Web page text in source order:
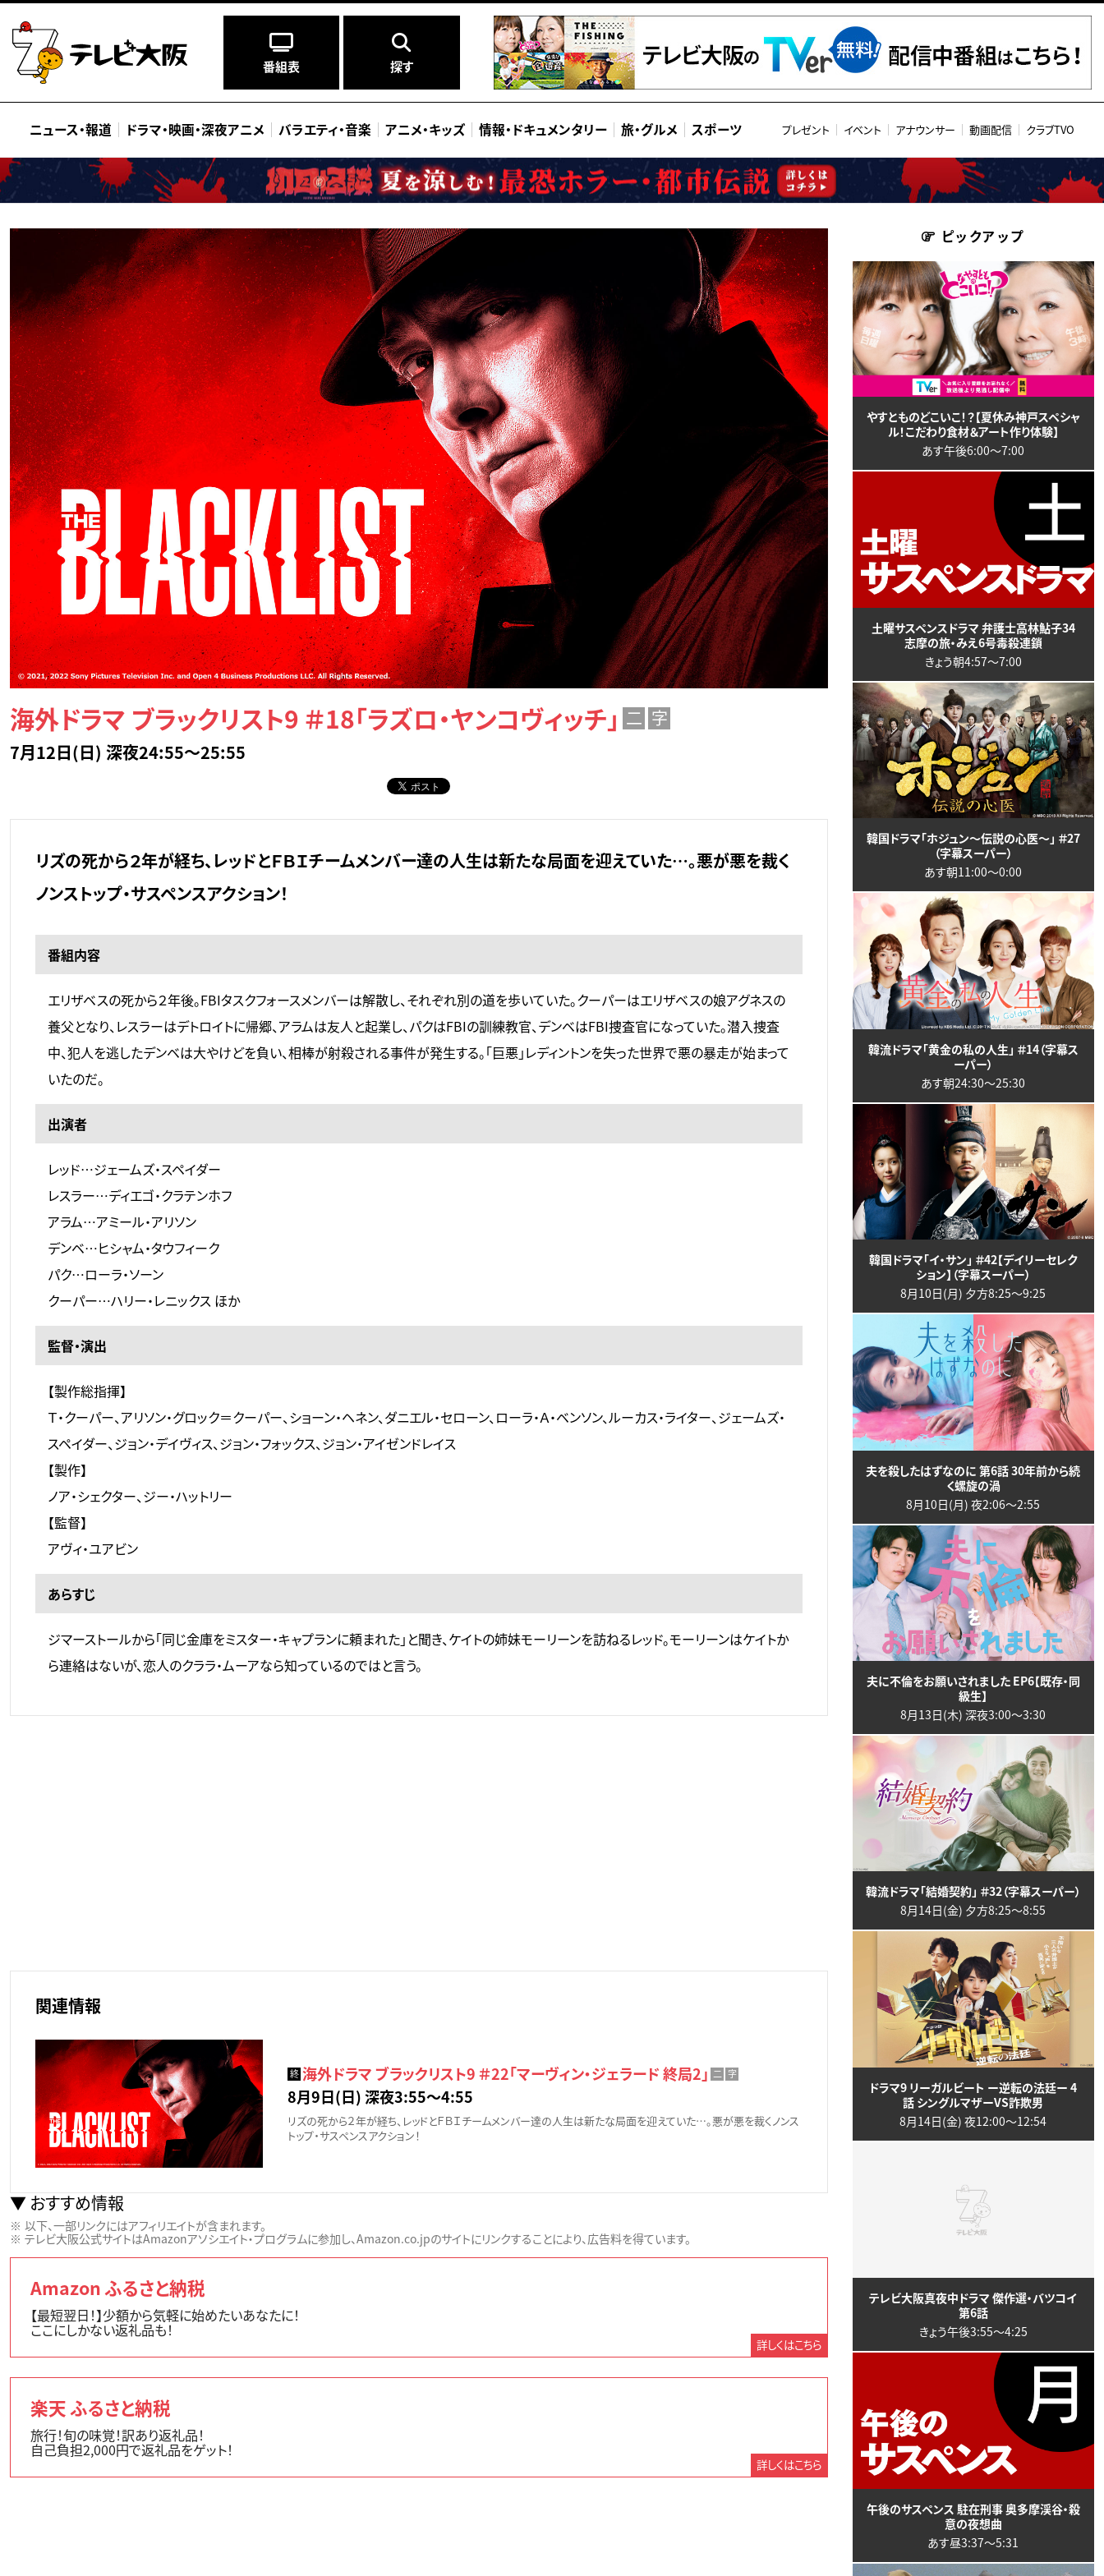
番組表 探す
ニュース・報道 ドラマ・映画・深夜アニメ バラエティ・音楽 アニメ・キッズ 情報・ ドキュメンタリー 旅・グルメ スポーツ プレゼント イベント アナウンサー 動画配信 クラブTVO
海外ドラマ ブラックリスト9 ＃18「ラズロ・ヤンコヴィッチ」 二 字
7月12日(日) 深夜24:55～25:55
リズの死から２年が経ち、レッドとＦＢＩチームメンバー達の人生は新たな局面を迎えていた…。悪が悪を裁く
ノンストップ・サスペンスアクション！
番組内容
エリザベスの死から２年後。FBIタスクフォースメンバーは解散し、それぞれ別の道を歩いていた。クーパーはエリザベスの娘アグネスの
養父となり、レスラーはデトロイトに帰郷、アラムは友人と起業し、パクはFBIの訓練教官、デンベはFBI捜査官になっていた。潜入捜査
中、犯人を逃したデンベは大やけどを負い、相棒が射殺される事件が発生する。「巨悪」レディントンを失った世界で悪の暴走が始まって
いたのだ。
出演者
レッド…ジェームズ・スペイダー
レスラー…ディエゴ・クラテンホフ
アラム…アミール・アリソン
デンベ…ヒシャム・タウフィーク
パク…ローラ・ソーン
クーパー…ハリー・レニックス ほか
監督・演出
【製作総指揮】
Ｔ・クーパー、アリソン・グロック＝クーパー、ショーン・ヘネン、ダニエル・セローン、ローラ・Ａ・ベンソン、ルーカス・ライター、ジェームズ・
スペイダー、ジョン・デイヴィス、ジョン・フォックス、ジョン・アイゼンドレイス
【製作】
ノア・シェクター、ジー・ハットリー
【監督】
アヴィ・ユアビン
あらすじ
ジマーストールから「同じ金庫をミスター・キャプランに頼まれた」と聞き、ケイトの姉妹モーリーンを訪ねるレッド。モーリーンはケイトか
ら連絡はないが、恋人のクララ・ムーアなら知っているのではと言う。
関連情報
終 海外ドラマ ブラックリスト9 ＃22「マーヴィン・ジェラード 終局2」 二 字
8月9日(日) 深夜3:55〜4:55
リズの死から２年が経ち、レッドとＦＢＩチームメンバー達の人生は新たな局面を迎えていた…。悪が悪を裁くノンス
トップ・サスペンスアクション！
おすすめ情報
以下、一部リンクにはアフィリエイトが含まれます。
テレビ大阪公式サイトはAmazonアソシエイト・プログラムに参加し、Amazon.co.jpのサイトにリンクすることにより、広告料を得ています。
Amazon ふるさと納税
【最短翌日！】少額から気軽に始めたいあなたに！
ここにしかない返礼品も！
詳しくはこちら
楽天 ふるさと納税
旅行！旬の味覚！訳あり返礼品！
自己負担2,000円で返礼品をゲット！
詳しくはこちら
ピックアップ
やすとものどこいこ！？【夏休み神戸スペシャ
ル！こだわり食材＆アート作り体験】
あす午後6:00〜7:00
土曜サスペンスドラマ 弁護士高林鮎子34
志摩の旅・みえ6号毒殺連鎖
きょう朝4:57〜7:00
韓国ドラマ「ホジュン～伝説の心医～」 ＃27
（字幕スーパー）
あす朝11:00〜0:00
韓流ドラマ「黄金の私の人生」 ＃14（字幕ス
ーパー）
あす朝24:30〜25:30
韓国ドラマ「イ・サン」 ＃42【デイリーセレク
ション】（字幕スーパー）
8月10日(月) 夕方8:25〜9:25
夫を殺したはずなのに 第6話 30年前から続
く螺旋の渦
8月10日(月) 夜2:06〜2:55
夫に不倫をお願いされました EP6【既存・同
級生】
8月13日(木) 深夜3:00〜3:30
韓流ドラマ「結婚契約」 ＃32（字幕スーパー）
8月14日(金) 夕方8:25〜8:55
ドラマ9 リーガルビート ー逆転の法廷ー 4
話 シングルマザーVS詐欺男
8月14日(金) 夜12:00〜12:54
テレビ大阪真夜中ドラマ 傑作選・バツコイ
第6話
きょう午後3:55〜4:25
午後のサスペンス 駐在刑事 奥多摩渓谷・殺
意の夜想曲
あす昼3:37〜5:31